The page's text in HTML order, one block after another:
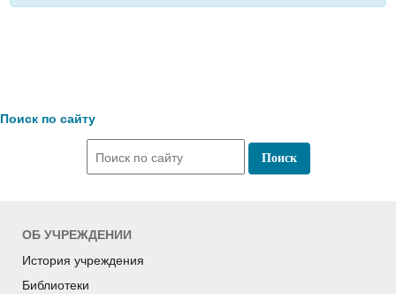
Поиск по сайту
ОБ УЧРЕЖДЕНИИ
История учреждения
Библиотеки